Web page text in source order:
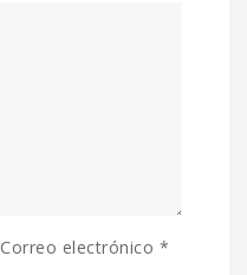
Correo electrónico *